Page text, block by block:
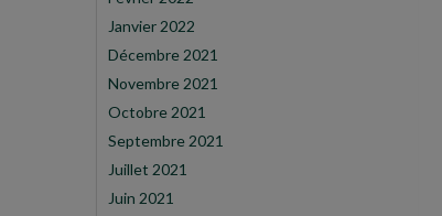
Janvier 2022
Décembre 2021
Novembre 2021
Octobre 2021
Septembre 2021
Juillet 2021
Juin 2021